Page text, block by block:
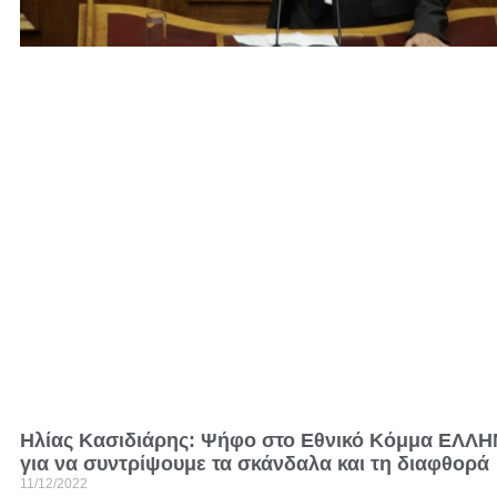
Ηλίας Κασιδιάρης: Ψήφο στο Εθνικό Κόμμα
για να συντρίψουμε τα σκάνδαλα και τη διαφθορά
11/12/2022